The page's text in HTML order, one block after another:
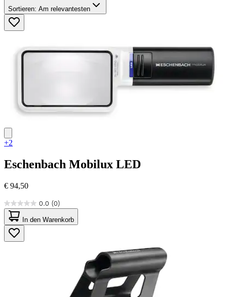
Sortieren: Am relevantesten
+2
Eschenbach Mobilux LED
€ 94,50
0.0 (0)
0.0
von
5
Sternen.
In den Warenkorb